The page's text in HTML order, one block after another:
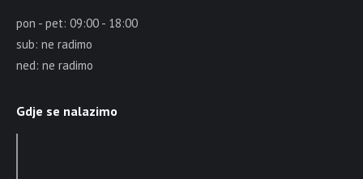
pon - pet: 09:00 - 18:00
sub: ne radimo
ned: ne radimo
Gdje se nalazimo